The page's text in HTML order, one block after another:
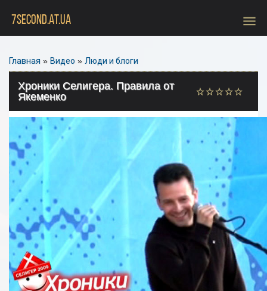
7SECOND.AT.UA menu
Главная » Видео » Люди и блоги
Хроники Селигера. Правила от
Якеменко